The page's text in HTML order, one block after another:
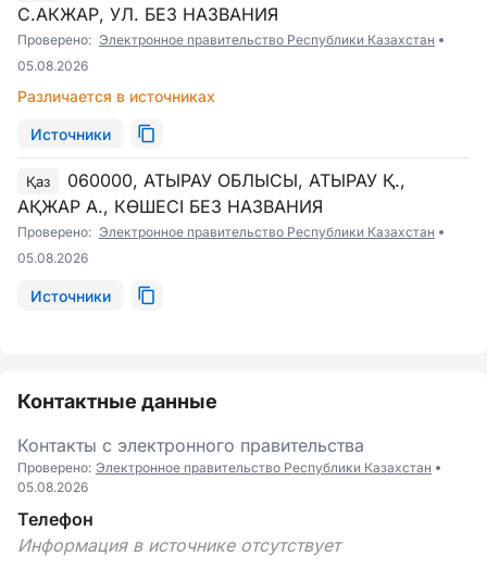
С.АКЖАР, УЛ. БЕЗ НАЗВАНИЯ
Проверено: Электронное правительство Республики Казахстан
05.08.2026
Различается в источниках
Источники
Қаз
060000, АТЫРАУ ОБЛЫСЫ, АТЫРАУ Қ.,
АҚЖАР А., КӨШЕСІ БЕЗ НАЗВАНИЯ
Проверено: Электронное правительство Республики Казахстан
05.08.2026
Источники
Контактные данные
Контакты с электронного правительства
Проверено: Электронное правительство Республики Казахстан
05.08.2026
Телефон
Информация в источнике отсутствует